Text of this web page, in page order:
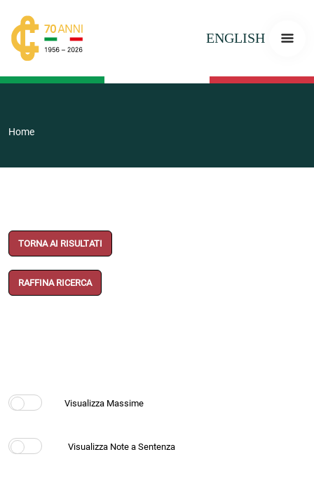
ENGLISH
Home
TORNA AI RISULTATI
RAFFINA RICERCA